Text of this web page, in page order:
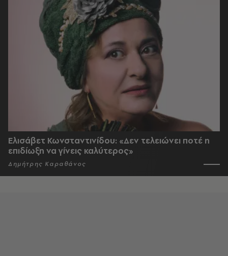
Ελισάβετ Κωνσταντινίδου: «Δεν τελειώνει ποτέ η
επιδίωξη να γίνεις καλύτερος»
Δημήτρης Καραθάνος